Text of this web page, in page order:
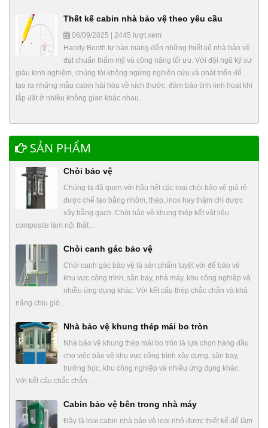
Thết kế cabin nhà bảo vệ theo yêu cầu
06/09/2025 | 2445 lượt xem
Handy Booth tự hào mang đến những thiết kế nhà bảo vệ
đạt chuẩn thẩm mỹ và công năng tối ưu. Với đội ngũ kỹ sư
giàu kinh nghiệm, chúng tôi không ngừng nghiên cứu và phát triển để
tạo ra những mẫu cabin hài hòa về kích thước, đảm bảo tính linh hoạt khi
lắp đặt ở nhiều không gian khác nhau.
SẢN PHẨM
Chòi bảo vệ
Chúng ta đã quen với hầu hết các loại chòi bảo vệ giá rẻ
được chế tạo bằng nhôm, thép, inox hay thậm chí được
xây bằng gạch. Chòi bảo vệ khung thép kết vật liệu
composite làm nội thất…
Chòi canh gác bảo vệ
Chòi canh gác bảo vệ là sản phẩm tuyệt vời để bảo vệ
khu vực công trình, sân bay, nhà máy, khu công nghiệp và
nhiều ứng dụng khác. Với kết cấu thép chắc chắn và khả
năng chịu gió…
Nhà bảo vệ khung thép mái bo tròn
Nhà bảo vệ khung thép mái bo tròn là lựa chọn hàng đầu
cho việc bảo vệ khu vực công trình xây dựng, sân bay,
trường học, khu công nghiệp và nhiều ứng dụng khác.
Với kết cấu chắc chắn…
Cabin bảo vệ bên trong nhà máy
Đây là loại cabin nhà bảo vệ loại nhỏ được thiết kế để làm